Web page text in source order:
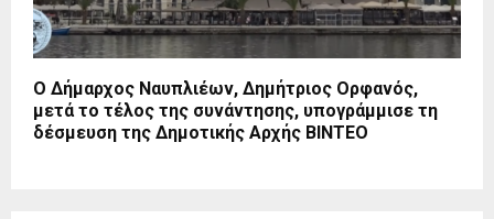
Ο Δήμαρχος Ναυπλιέων, Δημήτριος Ορφανός,
μετά το τέλος της συνάντησης, υπογράμμισε τη
δέσμευση της Δημοτικής Αρχής ΒΙΝΤΕΟ